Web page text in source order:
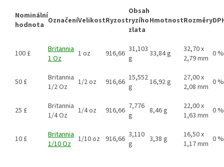
Nominální
hodnota OznačeníVelikostRyzost
Obsah
ryzího
zlata
HmotnostRozměry
100 £
Britannia
1 Oz
1 oz 916,66 31,103
g
33,84 g
32,70 x
2,79 mm 0 %
50 £
Britannia
1/2 Oz
1/2 oz 916,66 15,552
g
16,92 g
27,00 x
2,08 mm 0 %
25 £
Britannia
1/4 Oz
1/4 oz 916,66 7,776
g
8,46 g
22,00 x
1,63 mm 0 %
10 £
Britannia
1/10 Oz
1/10 oz 916,66 3,110
g
3,38 g
16,50 x
1,17 mm 0 %